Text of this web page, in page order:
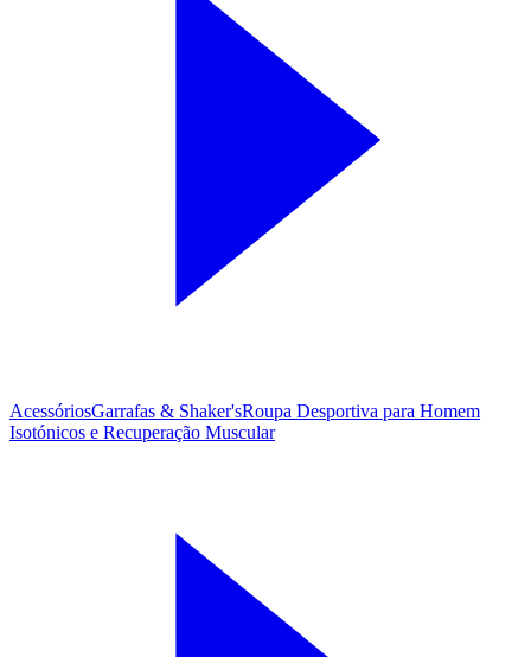
AcessóriosGarrafas & Shaker'sRoupa Desportiva para Homem
Isotónicos e Recuperação Muscular